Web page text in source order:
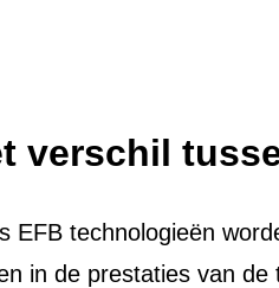
verschil
EFB technologieën
in de prestaties van